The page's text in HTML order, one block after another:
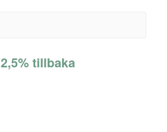
tillbaka